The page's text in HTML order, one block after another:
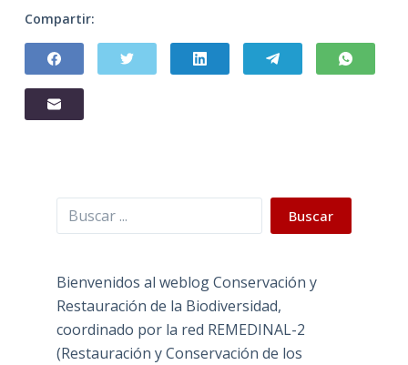
Compartir:
Buscar Buscar
Bienvenidos al weblog Conservación y
Restauración de la Biodiversidad,
coordinado por la red REMEDINAL-2
(Restauración y Conservación de los